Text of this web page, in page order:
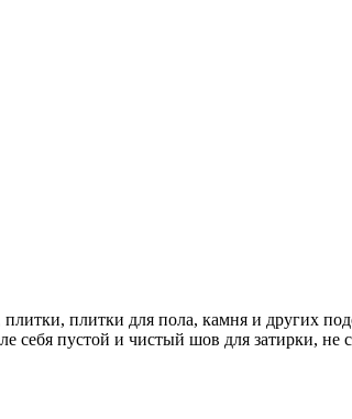
плитки для пола, камня и других
пустой и чистый шов для затирки, не